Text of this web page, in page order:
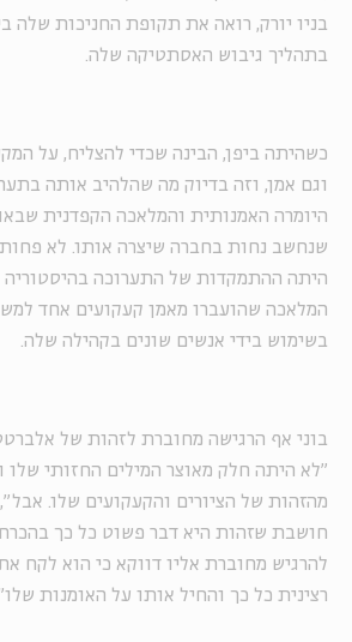
בניו יורק, רואה את תקופת החניכות שלה
בתהליך גיבוש האסתטיקה שלה.
כשהיתה ביפן, הבינה שכדי להצליח, על
וגם אמן, וזה בדיוק מה שהלהיב אותה
היומרה האמנותית והמלאכה הקפדנית
שנחשב נחות בחברה שיצרה אותו. לא פחות
היתה ההתמקדות של התערוכה בהיסטוריה
המלאכה שהועברו מאמן קעקועים אחד
בשימוש בידי אנשים שונים בקהילה שלה.
בוני אף הרגישה מחוברת לזהות של
"לא היתה חלק מאוצר המילים החזותי שלו
מהזהות של הציורים והקעקועים שלו.
חושבת שזהות היא דבר פשוט כל כך בהכרח.
להרגיש מחוברת אליו דווקא כי הוא לקח
רצינית כל כך והחיל אותו על האומנות